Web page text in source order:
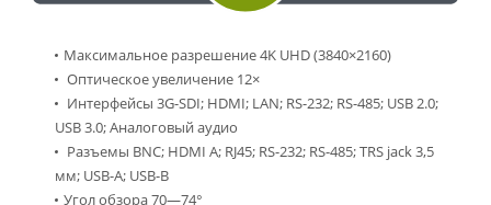
Максимальное разрешение 4K UHD (3840×2160)
Оптическое увеличение 12×
Интерфейсы 3G-SDI; HDMI; LAN; RS-232; RS-485; USB 2.0;
USB 3.0; Аналоговый аудио
Разъемы BNC; HDMI A; RJ45; RS-232; RS-485; TRS jack 3,5
мм; USB-A; USB-B
Угол обзора 70—74°